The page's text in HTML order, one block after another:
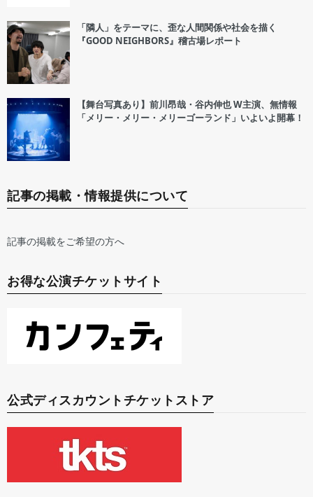
「隣人」をテーマに、歪な人間関係や社会を描く
『GOOD NEIGHBORS』稽古場レポート
【舞台写真あり】前川昂哉・谷内伸也 W主演、無情報
「メリー・メリー・メリーゴーランド」いよいよ開幕！
記事の掲載・情報提供について
記事の掲載をご希望の方へ
お得な公演チケットサイト
公式ディスカウントチケットストア